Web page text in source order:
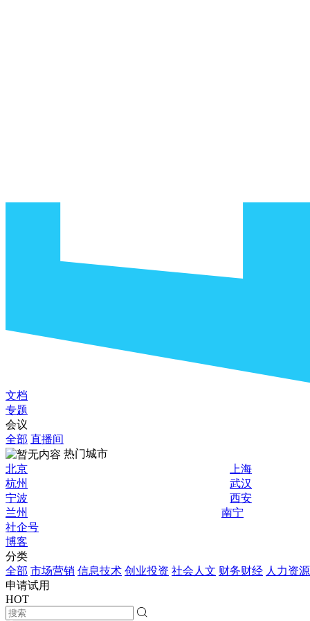
文档
专题
会议
全部 直播间
热门城市
北京
上海
杭州
武汉
宁波
西安
兰州
南宁
社企号
博客
分类
全部 市场营销 信息技术 创业投资 社会人文 财务财经 人力资源
申请试用
HOT